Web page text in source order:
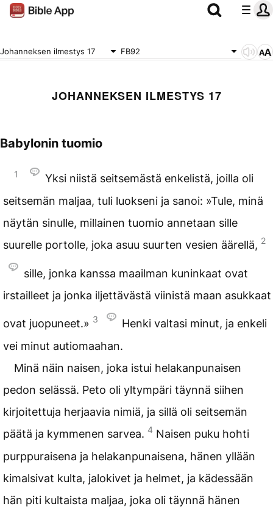
Johanneksen ilmestys 17 FB92
JOHANNEKSEN ILMESTYS 17
Babylonin tuomio
1
Yksi niistä seitsemästä enkelistä, joilla oli
seitsemän maljaa, tuli luokseni ja sanoi: »Tule, minä
näytän sinulle, millainen tuomio annetaan sille
suurelle portolle, joka asuu suurten vesien äärellä, 2
sille, jonka kanssa maailman kuninkaat ovat
irstailleet ja jonka iljettävästä viinistä maan asukkaat
ovat juopuneet.» 3
Henki valtasi minut, ja enkeli
vei minut autiomaahan.
Minä näin naisen, joka istui helakanpunaisen
pedon selässä. Peto oli yltympäri täynnä siihen
kirjoitettuja herjaavia nimiä, ja sillä oli seitsemän
päätä ja kymmenen sarvea. 4 Naisen puku hohti
purppuraisena ja helakanpunaisena, hänen yllään
kimalsivat kulta, jalokivet ja helmet, ja kädessään
hän piti kultaista maljaa, joka oli täynnä hänen